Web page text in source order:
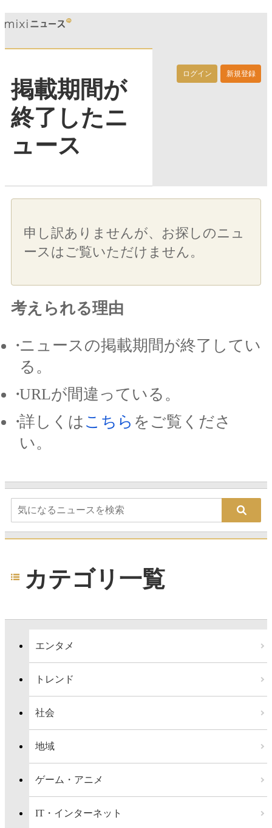
ログイン 新規登録
掲載期間が
終了したニ
ュース
申し訳ありませんが、お探しのニュ
ースはご覧いただけません。
考えられる理由
ニュースの掲載期間が終了してい
る。
URLが間違っている。
詳しくは こちら をご覧くださ
い。
カテゴリ一覧
エンタメ
トレンド
社会
地域
ゲーム・アニメ
IT・インターネット